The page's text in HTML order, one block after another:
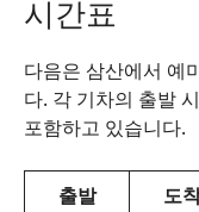
시간표
다음은 삼산에서 예
다. 각 기차의 출발
포함하고 있습니다.
출발 도